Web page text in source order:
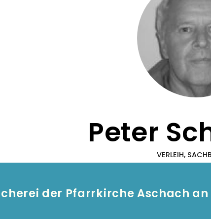
Peter
VERLEIH,
der Pfarrkirche Aschach an